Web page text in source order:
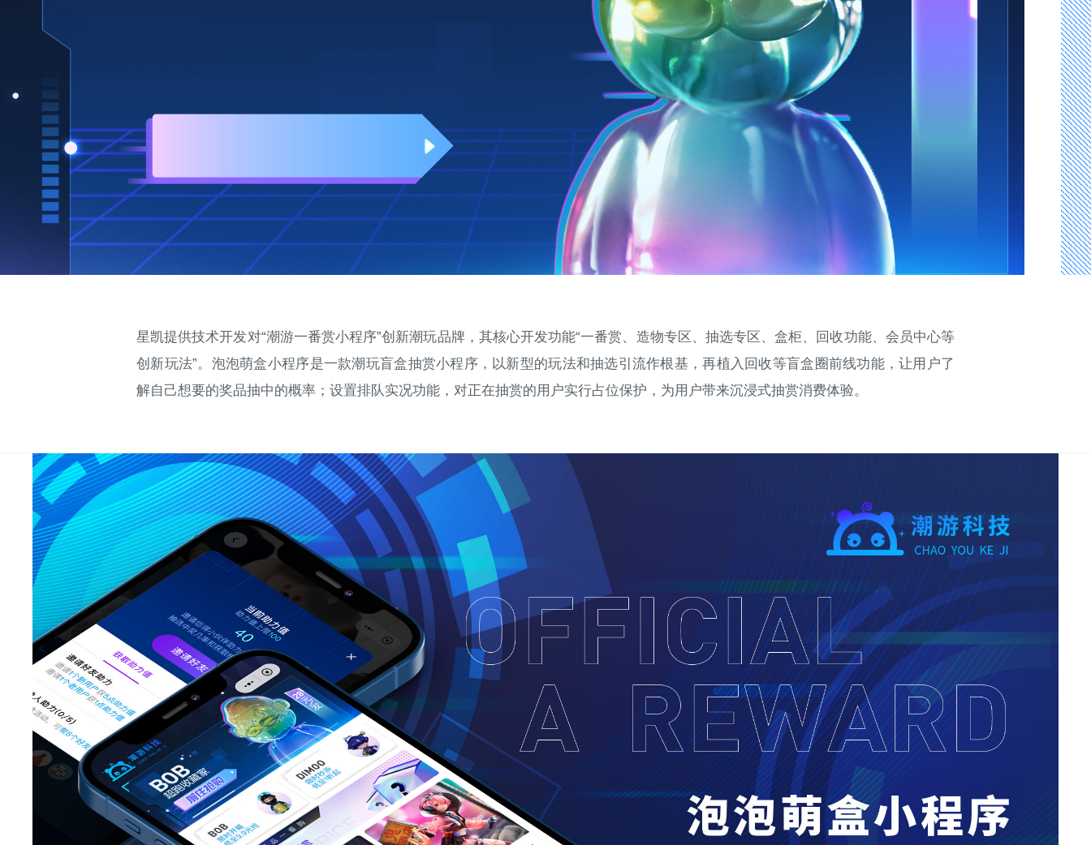
星凯提供技术开发对“潮游一番赏小程序”创新潮玩品牌，其核心开发功能“一番赏、造物专区、抽选专区、盒柜、回收功能、会员中心等
创新玩法”。泡泡萌盒小程序是一款潮玩盲盒抽赏小程序，以新型的玩法和抽选引流作根基，再植入回收等盲盒圈前线功能，让用户了
解自己想要的奖品抽中的概率；设置排队实况功能，对正在抽赏的用户实行占位保护，为用户带来沉浸式抽赏消费体验。